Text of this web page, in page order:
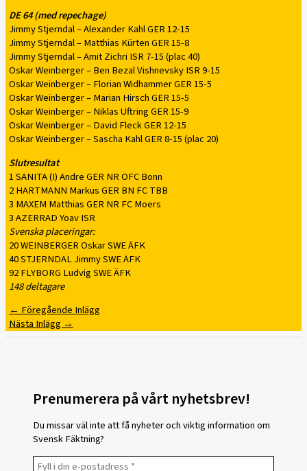
DE 64 (med repechage)
Jimmy Stjerndal – Alexander Kahl GER 12-15
Jimmy Stjerndal – Matthias Kürten GER 15-8
Jimmy Stjerndal – Amit Zichri ISR 7-15 (plac 40)
Oskar Weinberger – Ben Bezal Vishnevsky ISR 9-15
Oskar Weinberger – Florian Widhammer GER 15-5
Oskar Weinberger – Marian Hirsch GER 15-5
Oskar Weinberger – Niklas Uftring GER 15-9
Oskar Weinberger – David Fleck GER 12-15
Oskar Weinberger – Sascha Kahl GER 8-15 (plac 20)
Slutresultat
1 SANITA (I) Andre GER NR OFC Bonn
2 HARTMANN Markus GER BN FC TBB
3 MAXEM Matthias GER NR FC Moers
3 AZERRAD Yoav ISR
Svenska placeringar:
20 WEINBERGER Oskar SWE ÄFK
40 STJERNDAL Jimmy SWE ÄFK
92 FLYBORG Ludvig SWE ÄFK
148 deltagare
←Föregående Inlägg
Nästa Inlägg→
Prenumerera på vårt nyhetsbrev!
Du missar väl inte att få nyheter och viktig information om
Svensk Fäktning?